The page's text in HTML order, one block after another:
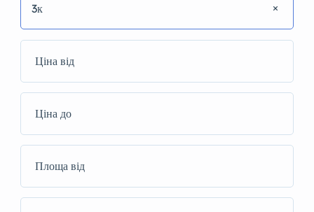
3к